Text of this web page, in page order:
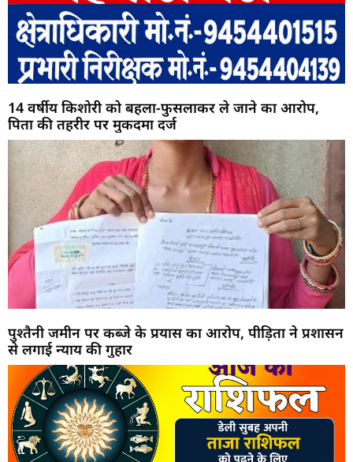
14 वर्षीय किशोरी को बहला-फुसलाकर ले जाने का आरोप,
पिता की तहरीर पर मुकदमा दर्ज
पुश्तैनी जमीन पर कब्जे के प्रयास का आरोप, पीड़िता ने प्रशासन
से लगाई न्याय की गुहार